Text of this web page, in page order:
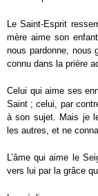
Le Saint-Esprit
mère aime son
nous pardonne, nous
connu dans la prière
Celui qui aime ses
Saint ; celui, par
à son sujet. Mais je
les autres, et ne
L’âme qui aime le
vers lui par la grâce